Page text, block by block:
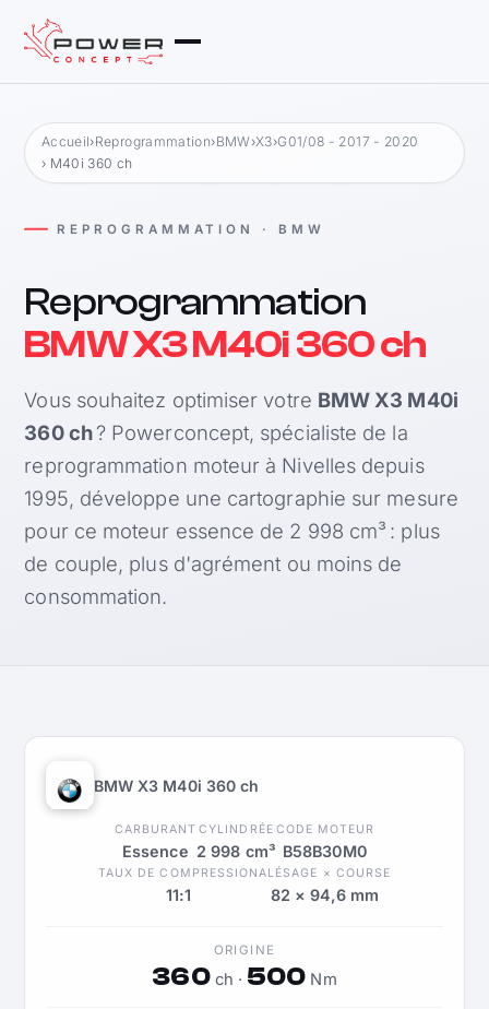
Accueil›Reprogrammation›BMW›X3›G01/08 - 2017 - 2020
› M40i 360 ch
REPROGRAMMATION · BMW
Reprogrammation
BMW X3 M40i 360 ch
Vous souhaitez optimiser votre BMW X3 M40i
360 ch? Powerconcept, spécialiste de la
reprogrammation moteur à Nivelles depuis
1995, développe une cartographie sur mesure
pour ce moteur essence de 2 998 cm³ : plus
de couple, plus d'agrément ou moins de
consommation.
BMW X3 M40i 360 ch
CARBURANT
Essence
CYLINDRÉE
2 998 cm³
CODE MOTEUR
B58B30M0
TAUX DE COMPRESSION
11:1
ALÉSAGE × COURSE
82 × 94,6 mm
ORIGINE
360ch · 500 Nm